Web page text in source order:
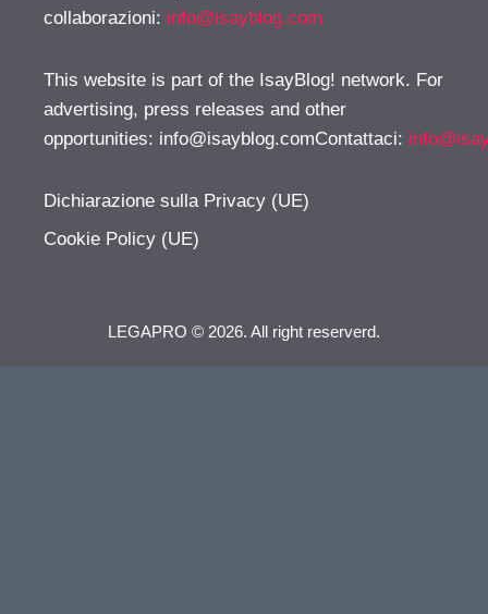
collaborazioni: info@isayblog.com
This website is part of the IsayBlog! network. For
advertising, press releases and other
opportunities: info@isayblog.comContattaci:
Dichiarazione sulla Privacy (UE)
Cookie Policy (UE)
LEGAPRO © 2026. All right reserverd.